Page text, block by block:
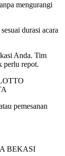
mengurangi
durasi acara
Anda. Tim
perlu repot.
pemesanan
BEKASI